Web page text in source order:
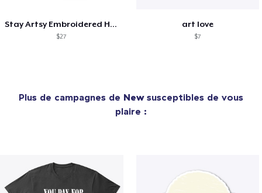
Stay Artsy Embroidered Hat
$27
art love
$7
Plus de campagnes de Newsusceptibles de vous
plaire :